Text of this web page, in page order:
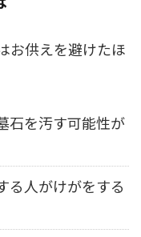
お供えを避けたほ
石を汚す可能性が
る人がけがをする